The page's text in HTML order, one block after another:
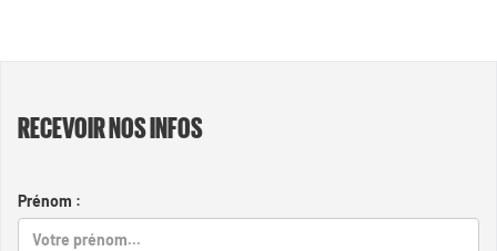
RECEVOIR NOS INFOS
Prénom :